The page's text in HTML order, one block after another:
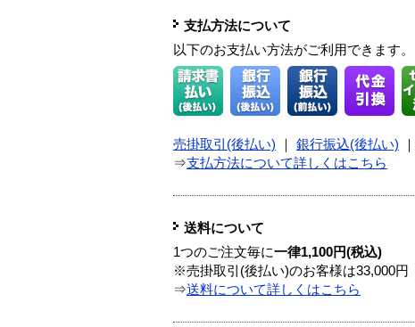
支払方法について
以下のお支払い方法がご利用できます。
売掛取引(後払い) 銀行振込(後払い)
⇒支払方法について詳しくはこちら
送料について
1つのご注文毎に一律1,100円(税込)
※売掛取引(後払い)のお客様は33,000円
⇒送料について詳しくはこちら